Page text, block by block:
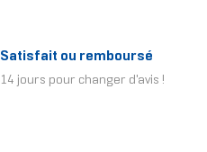
Satisfait ou remboursé
14 jours pour changer d'avis !